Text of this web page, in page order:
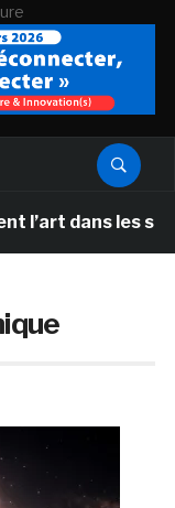
dans les salles